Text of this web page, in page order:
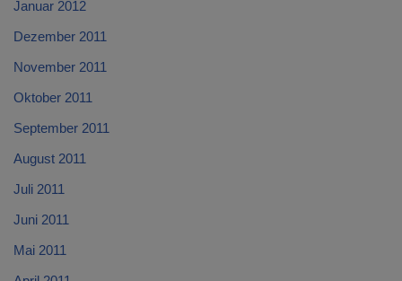
Januar 2012
Dezember 2011
November 2011
Oktober 2011
September 2011
August 2011
Juli 2011
Juni 2011
Mai 2011